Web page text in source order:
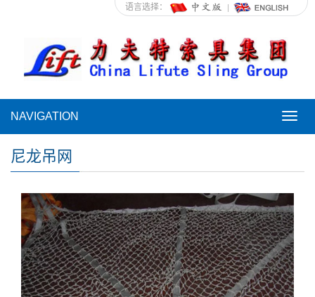
语言选择：
NAVIGATION
尼龙吊网